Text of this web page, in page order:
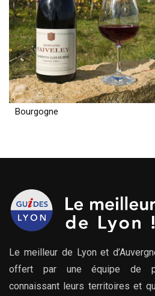
Bourgogne
Le meilleur de Lyon et
offert par une équipe de
connaissant leurs territoires et